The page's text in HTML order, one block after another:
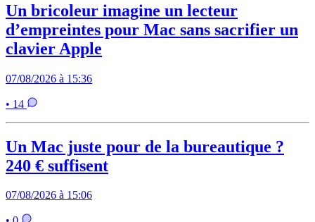
Un bricoleur imagine un lecteur
d’empreintes pour Mac sans sacrifier un
clavier Apple
07/08/2026 à 15:36
• 14
Un Mac juste pour de la bureautique ?
240 € suffisent
07/08/2026 à 15:06